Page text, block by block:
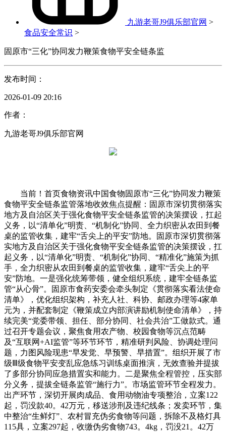
九游老哥J9俱乐部官网 >
食品安全常识 >
固原市“三化”协同发力鞭策食物平安全链条监
发布时间：
2026-01-09 20:16
作者：
九游老哥J9俱乐部官网
当前！首页食物资讯中国食物固原市“三化”协同发力鞭策
食物平安全链条监管落地收效焦点提醒：固原市深切贯彻落实
地方及自治区关于强化食物平安全链条监管的决策摆设，扛起
义务，以“清单化”明责、“机制化”协同、全力织密从农田到餐
桌的监管收集，建牢“舌尖上的平安”防地。固原市深切贯彻落
实地方及自治区关于强化食物平安全链条监管的决策摆设，扛
起义务，以“清单化”明责、“机制化”协同、“精准化”施策为抓
手，全力织密从农田到餐桌的监管收集，建牢“舌尖上的平
安”防地。一是强化统筹带领，健全组织系统，建牢全链条监
管“从心骨”。固原市食药安委会牵头制定《贯彻落实看法使命
清单》，优化组织架构，补充人社、科协、邮政办理等4家单
元为，并配套制定《鞭策成立内部演讲励机制使命清单》，持
续完美“党委带领、担任、部分协同、社会共治”工做款式。通
过召开专题会议，聚焦食用农产物、校园食物等沉点范畴
及“互联网+AI监管”等环节环节，精准研判风险、协调处理问
题，力图风险现患“早发觉、早预警、早措置”。组织开展了市
级Ⅲ级食物平安变乱应急练习训练桌面推演，无效查验并提拔
了多部分协同应急措置实和能力。二是聚焦全程管控，压实部
分义务，提拔全链条监管“施行力”。市场监管环节全程发力。
出产环节，深切开展肉成品、食用动物油专项整治，立案122
起，罚没款40。42万元，移送涉刑及违纪线条；发卖环节，集
中整治“生鲜灯”、农村冒充伪劣食物等问题，拆除不及格灯具
115具，立案297起，收缴伪劣食物743。4kg，罚没21。42万